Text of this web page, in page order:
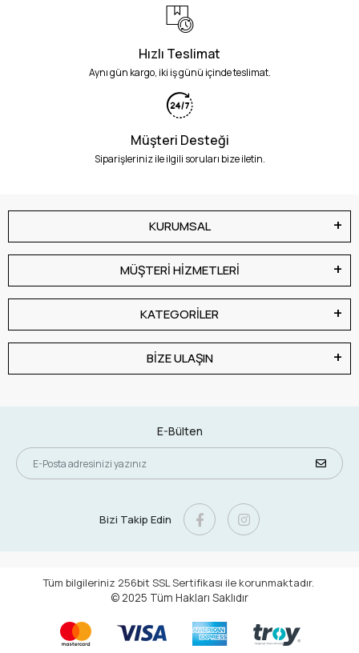
Hızlı Teslimat
Aynı gün kargo, iki iş günü içinde teslimat.
Müşteri Desteği
Siparişleriniz ile ilgili soruları bize iletin.
KURUMSAL
MÜŞTERİ HİZMETLERİ
KATEGORİLER
BİZE ULAŞIN
E-Bülten
Bizi Takip Edin
Tüm bilgileriniz 256bit SSL Sertifikası ile korunmaktadır.
© 2025 Tüm Hakları Saklıdır